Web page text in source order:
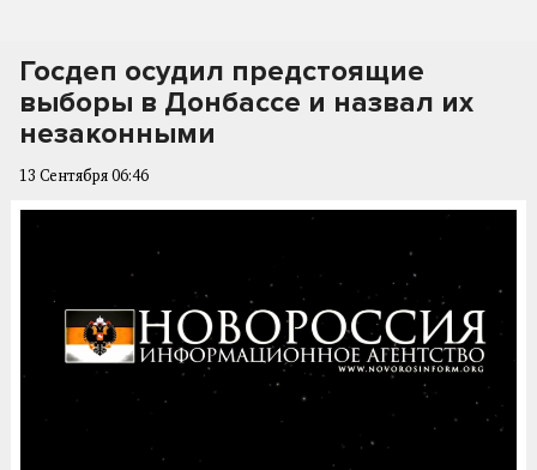
Госдеп осудил предстоящие
выборы в Донбассе и назвал их
незаконными
13 Сентября 06:46